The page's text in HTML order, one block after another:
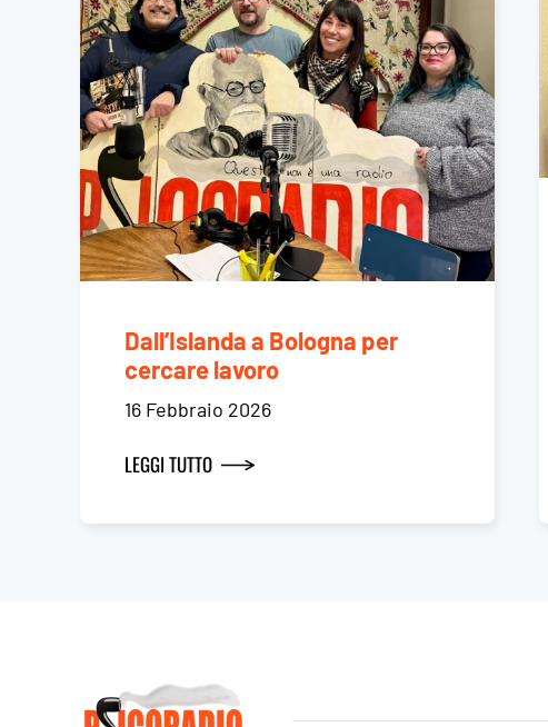
Dall’Islanda a Bologna per
cercare lavoro
16 Febbraio 2026
LEGGI TUTTO